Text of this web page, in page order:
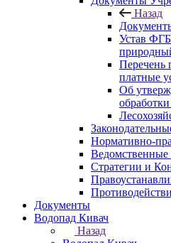
Назад
Устав
Перечень
платные
Об
Нормативно-
Ведомственные
Стратегии и
Документы
Водопад Кивач
Назад